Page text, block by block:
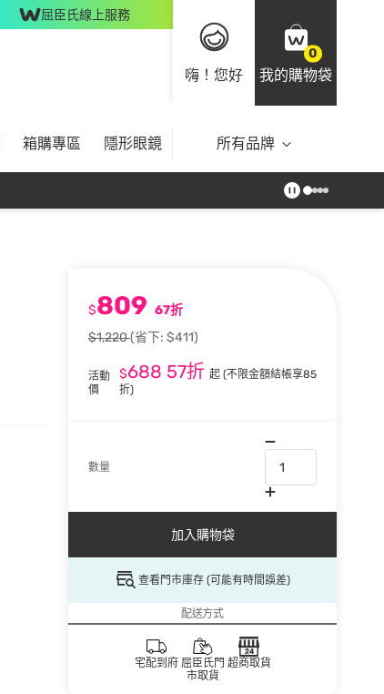
屈臣氏線上服務
嗨！您好
0
我的購物袋
箱購專區 隱形眼鏡 所有品牌
$809 67折
$1,220(省下: $411)
活動
價
$688 57折 起 (不限金額結帳享85
折)
數量
加入購物袋
查看門市庫存 (可能有時間誤差)
配送方式
宅配到府 屈臣氏門
市取貨
超商取貨